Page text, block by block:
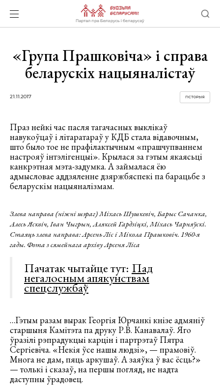
«Група Прашковіча» і справа
беларускіх нацыяналістаў
21.11.2017 ГІСТОРЫЯ
Праз нейкі час пасля тагачасных выклікаў
навукоўцаў і літаратараў у КДБ стала відавочным,
што было тое не прафілактычным «прашчупваннем
настрояў інтэлігенцыі». Крылася за гэтым якаясьці
канкрэтная мэта-задумка. А займалася ёю
адмысловае аддзяленне дзяржбяспекі па барацьбе з
беларускім нацыяналізмам.
Злева направа (ніжні шэраг) Міхась Шушкевіч, Барыс Сачанка,
Алесь Ясквіч, Іван Чыгрын, Аляксей Гардзіцкі, Міхась Чарняўскі.
Стаяць злева направа: Арсень Ліс і Мікола Прашковіч. 1960-я
гады. Фота з сямейнага архіву Арсеня Ліса
Пачатак чытайце тут: Пад
негалосным апякунствам
спецслужбаў
…Гэтым разам вырак Георгія Юрчанкі кнізе адмяніў
старшыня Камітэта па друку Р.В. Канавалаў. Яго
ўразілі рэпрадукцыі карцін і партрэтаў Пятра
Сергіевіча. «Некія ўсе нашы людзі», — прамовіў.
Многа не дам, пяць аркушаў. А заяўка ў вас ёсць?»
— толькі і сказаў, на першы погляд, не надта
даступны ўрадовец.